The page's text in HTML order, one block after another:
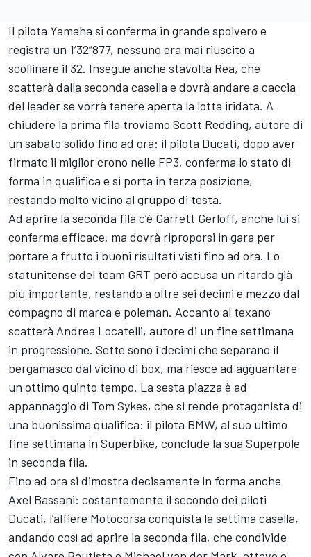
Il pilota Yamaha si conferma in grande spolvero e
registra un 1’32”877, nessuno era mai riuscito a
scollinare il 32. Insegue anche stavolta Rea, che
scatterà dalla seconda casella e dovrà andare a caccia
del leader se vorrà tenere aperta la lotta iridata. A
chiudere la prima fila troviamo Scott Redding, autore di
un sabato solido fino ad ora: il pilota Ducati, dopo aver
firmato il miglior crono nelle FP3, conferma lo stato di
forma in qualifica e si porta in terza posizione,
restando molto vicino al gruppo di testa.
Ad aprire la seconda fila c’è Garrett Gerloff, anche lui si
conferma efficace, ma dovrà riproporsi in gara per
portare a frutto i buoni risultati visti fino ad ora. Lo
statunitense del team GRT però accusa un ritardo già
più importante, restando a oltre sei decimi e mezzo dal
compagno di marca e poleman. Accanto al texano
scatterà Andrea Locatelli, autore di un fine settimana
in progressione. Sette sono i decimi che separano il
bergamasco dal vicino di box, ma riesce ad agguantare
un ottimo quinto tempo. La sesta piazza è ad
appannaggio di Tom Sykes, che si rende protagonista di
una buonissima qualifica: il pilota BMW, al suo ultimo
fine settimana in Superbike, conclude la sua Superpole
in seconda fila.
Fino ad ora si dimostra decisamente in forma anche
Axel Bassani: costantemente il secondo dei piloti
Ducati, l’alfiere Motocorsa conquista la settima casella,
andando così ad aprire la seconda fila, che condivide